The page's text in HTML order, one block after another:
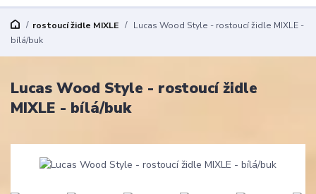
rostoucí židle MIXLE
Lucas Wood Style - rostoucí židle MIXLE -
bílá/buk
Lucas Wood Style - rostoucí židle
MIXLE - bílá/buk